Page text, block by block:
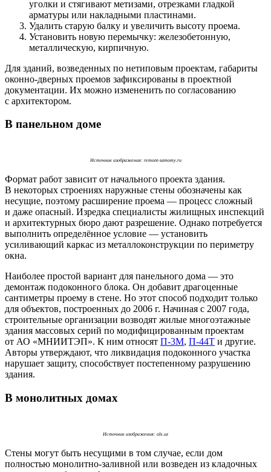
уголки и стягивают метизами, отрезками гладкой
арматуры или накладными пластинами.
Удалить старую балку и увеличить высоту проема.
Установить новую перемычку: железобетонную,
металлическую, кирпичную.
Для зданий, возведенных по нетиповым проектам, габариты
оконно-дверных проемов зафиксированы в проектной
документации. Их можно измененить по согласованию
с архитектором.
В панельном доме
Источник изображения: remont-samomy.ru
Формат работ зависит от начального проекта здания.
В некоторых строениях наружные стены обозначены как
несущие, поэтому расширение проема — процесс сложный
и даже опасный. Изредка специалисты жилищных инспекций
и архитектурных бюро дают разрешение. Однако потребуется
выполнить определённое условие — установить
усиливающий каркас из металлоконструкции по периметру
окна.
Наиболее простой вариант для панельного дома — это
демонтаж подоконного блока. Он добавит драгоценные
сантиметры проему в стене. Но этот способ подходит только
для объектов, построенных до 2006 г. Начиная с 2007 года,
строительные организации возводят жилые многоэтажные
здания массовых серий по модифицированным проектам
от АО «МНИИТЭП». К ним относят П-3М, П-44Т и другие.
Авторы утверждают, что ликвидация подоконного участка
нарушает защиту, способствует постепенному разрушению
здания.
В монолитных домах
Источник изображения: olx.uz
Стены могут быть несущими в том случае, если дом
полностью монолитно-заливной или возведен из кладочных